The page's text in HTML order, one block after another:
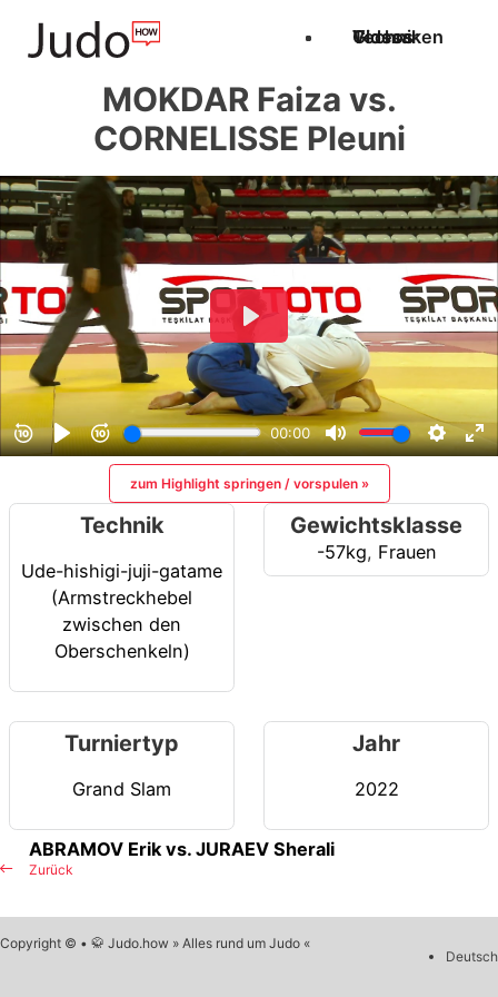
Techniken
Videos
Glossar
MOKDAR Faiza vs.
CORNELISSE Pleuni
zum Highlight springen / vorspulen »
Technik
Ude-hishigi-juji-gatame
(Armstreckhebel
zwischen den
Oberschenkeln)
Gewichtsklasse
-57kg, Frauen
Turniertyp
Grand Slam
Jahr
2022
Zurück
ABRAMOV Erik vs. JURAEV Sherali
Copyright © • 🥋 Judo.how » Alles rund um Judo «
Deutsch